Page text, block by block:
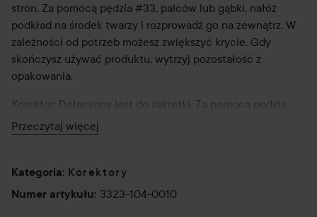
stron. Za pomocą pędzla #33, palców lub gąbki, nałóż
podkład na środek twarzy i rozprowadź go na zewnątrz. W
zależności od potrzeb możesz zwiększyć krycie. Gdy
skończysz używać produktu, wytrzyj pozostałość z
opakowania.
Korektor: Dołączony jest do zakrętki. Za pomocą pędzla
#33 lub palca, rozprowadzić w wybrane miejsca.
31 ml
Przeczytaj więcej
Kategoria: Korektory
Numer artykułu: 3323-104-0010